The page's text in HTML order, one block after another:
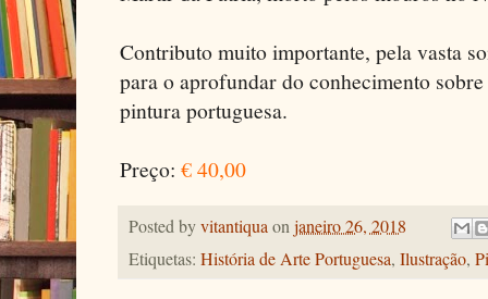
Contributo muito importante, pela vasta
para o aprofundar do conhecimento
pintura portuguesa.
Preço: € 40,00
Posted byvitantiquaonjaneiro 26, 2018
Etiquetas: História de Arte Portuguesa, Ilustração,